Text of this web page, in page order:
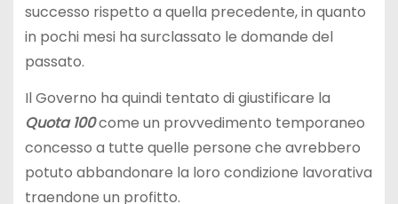
successo rispetto a quella precedente, in quanto
in pochi mesi ha surclassato le domande del
passato.
Il Governo ha quindi tentato di giustificare la
Quota 100come un provvedimento temporaneo
concesso a tutte quelle persone che avrebbero
potuto abbandonare la loro condizione lavorativa
traendone un profitto.